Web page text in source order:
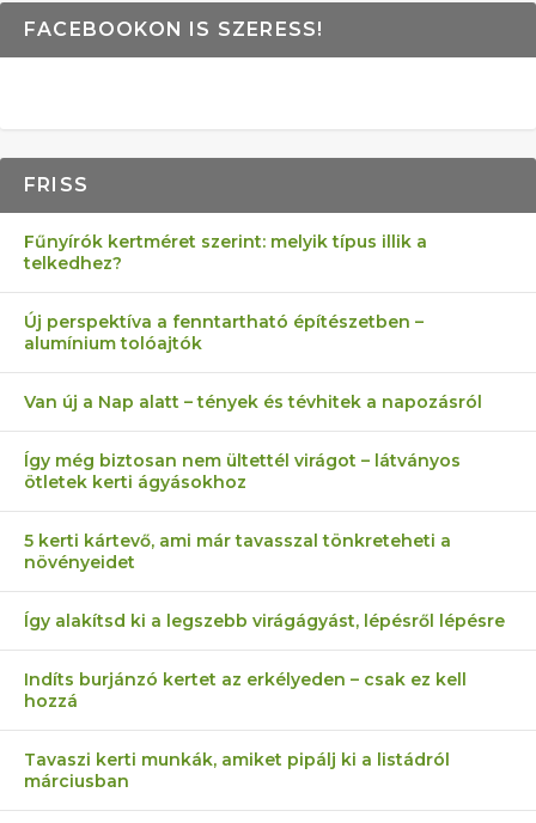
FACEBOOKON IS SZERESS!
FRISS
Fűnyírók kertméret szerint: melyik típus illik a
telkedhez?
Új perspektíva a fenntartható építészetben –
alumínium tolóajtók
Van új a Nap alatt – tények és tévhitek a napozásról
Így még biztosan nem ültettél virágot – látványos
ötletek kerti ágyásokhoz
5 kerti kártevő, ami már tavasszal tönkreteheti a
növényeidet
Így alakítsd ki a legszebb virágágyást, lépésről lépésre
Indíts burjánzó kertet az erkélyeden – csak ez kell
hozzá
Tavaszi kerti munkák, amiket pipálj ki a listádról
márciusban